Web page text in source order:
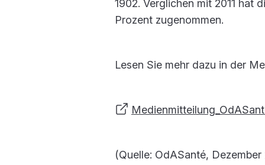
1902. Verglichen mit 2011 hat
Prozent zugenommen.
Lesen Sie mehr dazu in der
(Quelle: OdASanté, Dezember